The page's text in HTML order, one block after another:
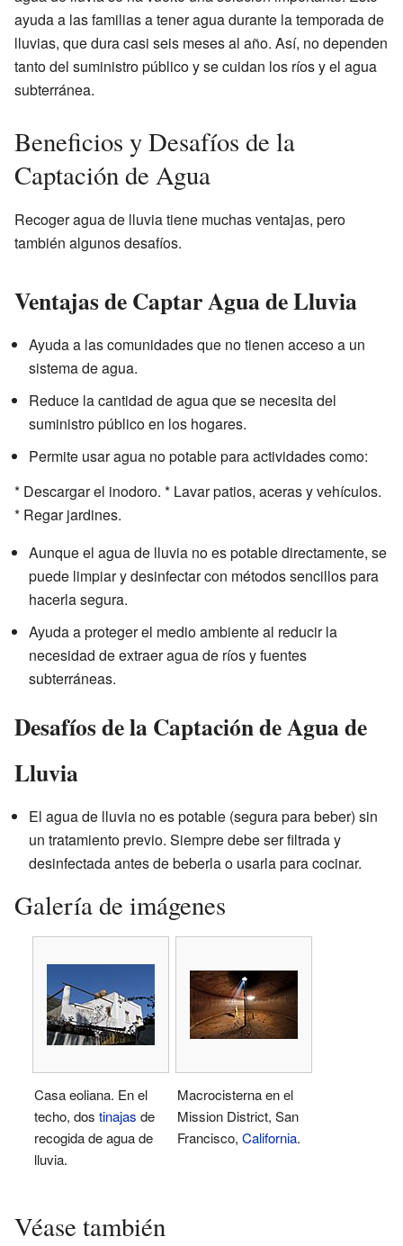
ayuda a las familias a tener agua durante la temporada de
lluvias, que dura casi seis meses al año. Así, no dependen
tanto del suministro público y se cuidan los ríos y el agua
subterránea.
Beneficios y Desafíos de la
Captación de Agua
Recoger agua de lluvia tiene muchas ventajas, pero
también algunos desafíos.
Ventajas de Captar Agua de Lluvia
Ayuda a las comunidades que no tienen acceso a un
sistema de agua.
Reduce la cantidad de agua que se necesita del
suministro público en los hogares.
Permite usar agua no potable para actividades como:
* Descargar el inodoro. * Lavar patios, aceras y vehículos.
* Regar jardines.
Aunque el agua de lluvia no es potable directamente, se
puede limpiar y desinfectar con métodos sencillos para
hacerla segura.
Ayuda a proteger el medio ambiente al reducir la
necesidad de extraer agua de ríos y fuentes
subterráneas.
Desafíos de la Captación de Agua de
Lluvia
El agua de lluvia no es potable (segura para beber) sin
un tratamiento previo. Siempre debe ser filtrada y
desinfectada antes de beberla o usarla para cocinar.
Galería de imágenes
Casa eoliana. En el
techo, dos tinajas de
recogida de agua de
lluvia.
Macrocisterna en el
Mission District, San
Francisco, California.
Véase también